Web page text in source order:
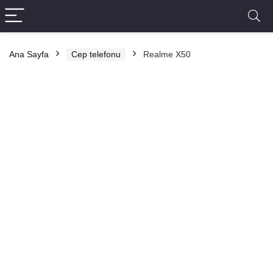
Ana Sayfa Cep telefonu Realme X50